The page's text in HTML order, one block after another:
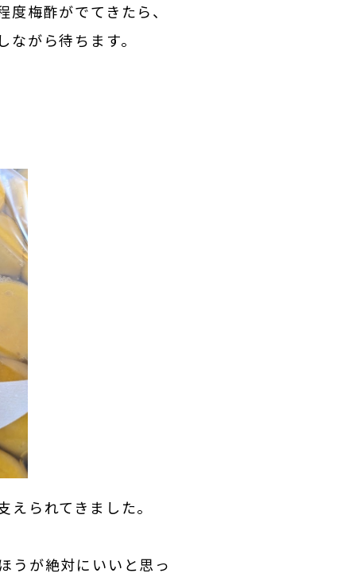
梅酢がでてきたら、
がら待ちます。
られてきました。
うが絶対にいいと思っ